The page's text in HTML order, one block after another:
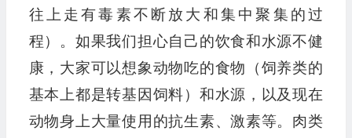
往上走有毒素不断放大和集中聚集的过
程）。如果我们担心自己的饮食和水源不健
康，大家可以想象动物吃的食物（饲养类的
基本上都是转基因饲料）和水源，以及现在
动物身上大量使用的抗生素、激素等。肉类